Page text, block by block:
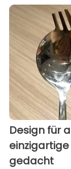
Design für
gedacht